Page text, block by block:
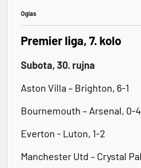
Oglas
Premier liga, 7. kolo
Subota, 30. rujna
Aston Villa – Brighton, 6-1
Bournemouth – Arsenal, 0-4
Everton - Luton, 1-2
Manchester Utd – Crystal